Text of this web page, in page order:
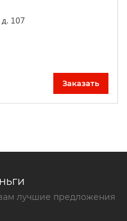
д. 107
Заказать
лучшие предложения